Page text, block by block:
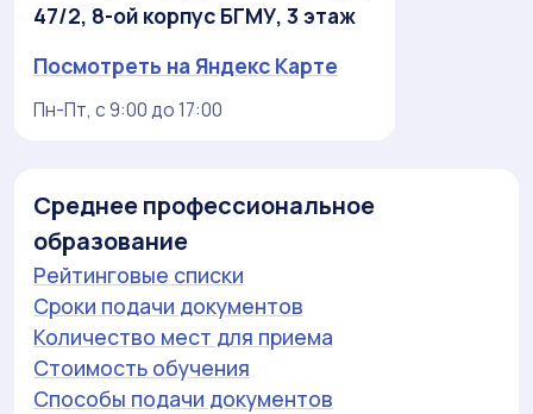
47/2, 8-ой корпус БГМУ, 3 этаж
Посмотреть на Яндекс Карте
Пн-Пт, с 9:00 до 17:00
Среднее профессиональное
образование
Рейтинговые списки
Сроки подачи документов
Количество мест для приема
Стоимость обучения
Способы подачи документов